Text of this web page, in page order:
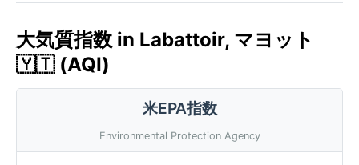
大気質指数 in Labattoir, マヨット
🇾🇹 (AQI)
米EPA指数
Environmental Protection Agency